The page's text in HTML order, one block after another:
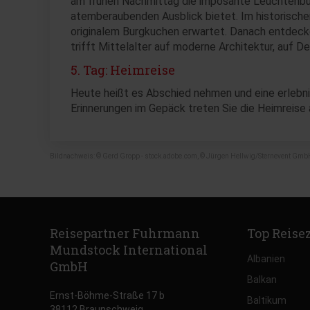
atemberaubenden Ausblick bietet. Im
originalem Burgkuchen erwartet. Danach
trifft Mittelalter auf moderne Architektur, auf
5. Tag: Heimreise
Heute heißt es Abschied nehmen und eine
Erinnerungen im Gepäck treten Sie die
Reisepartner Fuhrmann
Mundstock International
GmbH
Ernst-Böhme-Straße 17 b
Top
Albanien
Balkan
Baltikum